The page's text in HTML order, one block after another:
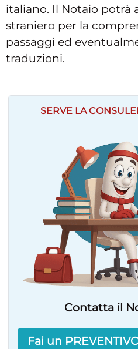
italiano. Il Notaio potrà
straniero per la
passaggi ed
traduzioni.
SERVE LA
Contatta il
Fai un